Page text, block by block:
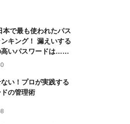
本で最も使われたパス
キング！ 漏えいする
高いパスワードは……
い！プロが実践する
の管理術